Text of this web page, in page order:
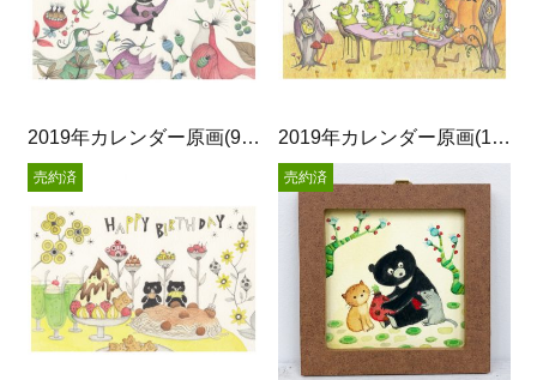
2019年カレンダー原画(9月) 2019年カレンダー原画(10月)
売約済 売約済